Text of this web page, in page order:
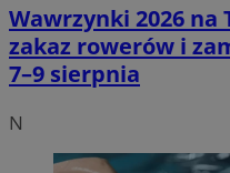
Wawrzynki 2026 na
zakaz rowerów i
7–9 sierpnia
N